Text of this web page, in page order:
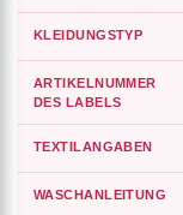
KLEIDUNGSTYP
ARTIKELNUMMER
DES LABELS
TEXTILANGABEN
WASCHANLEITUNG